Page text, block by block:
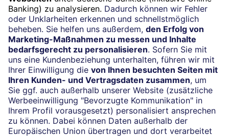
Vertrag widerrufen
Impressum
Konditionen und Preise
Rechtliche Hinweise